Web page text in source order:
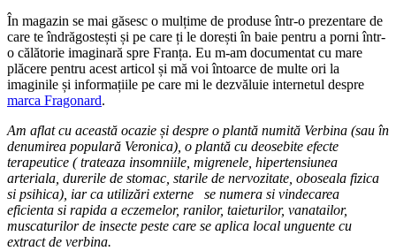
În magazin se mai găsesc o mulțime de produse într-o prezentare de
care te îndrăgostești și pe care ți le dorești în baie pentru a porni într-
o călătorie imaginară spre Franța. Eu m-am documentat cu mare
plăcere pentru acest articol și mă voi întoarce de multe ori la
imaginile și informațiile pe care mi le dezvăluie internetul despre
marca Fragonard.
Am aflat cu această ocazie și despre o plantă numită Verbina (sau în
denumirea populară Veronica), o plantă cu deosebite efecte
terapeutice ( trateaza insomniile, migrenele, hipertensiunea
arteriala, durerile de stomac, starile de nervozitate, oboseala fizica
si psihica), iar ca utilizări externe se numera si vindecarea
eficienta si rapida a eczemelor, ranilor, taieturilor, vanatailor,
muscaturilor de insecte peste care se aplica local unguente cu
extract de verbina.